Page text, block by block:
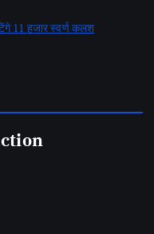
11 हजार स्वर्ण कलश